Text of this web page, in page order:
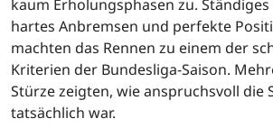
kaum Erholungsphasen zu.
hartes Anbremsen und perfekte
machten das Rennen zu einem der
Kriterien der Bundesliga-Saison.
Stürze zeigten, wie anspruchsvoll die
tatsächlich war.